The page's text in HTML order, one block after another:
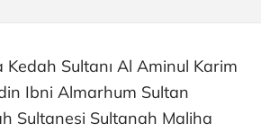
Kedah Sultanı Al Aminul Karim
Ibni Almarhum Sultan
Sultanesi Sultanah Maliha